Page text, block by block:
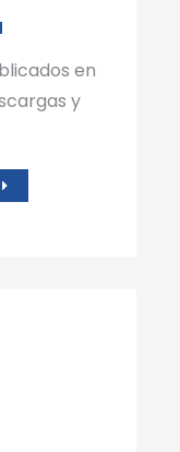
en
y